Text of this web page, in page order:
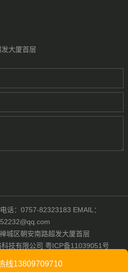
线13809709710
大厦首层
话：0757-82323183 EMAIL：
城区朝安南路超发大厦首层
技有限公司 粤ICP备11039051号
新闻资讯 关于我们 网站地图